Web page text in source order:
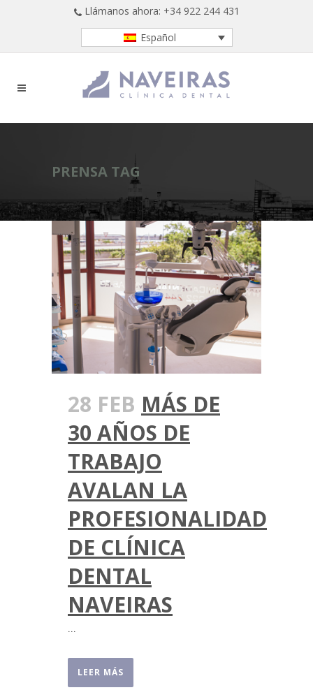
Llámanos ahora: +34 922 244 431
Español
PRENSA TAG
28 FEB MÁS DE
30 AÑOS DE
TRABAJO
AVALAN LA
PROFESIONALIDAD
DE CLÍNICA
DENTAL
NAVEIRAS
LEER MÁS